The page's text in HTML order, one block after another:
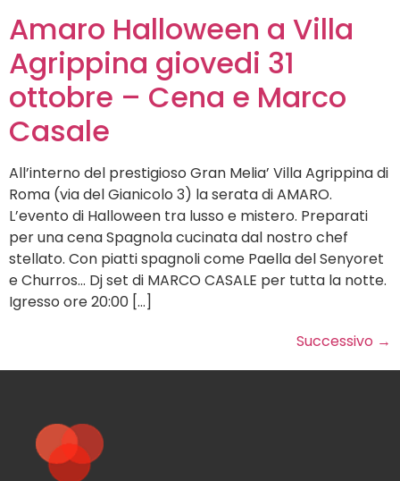
Amaro Halloween a Villa
Agrippina giovedi 31
ottobre – Cena e Marco
Casale
All’interno del prestigioso Gran Melia’ Villa Agrippina di
Roma (via del Gianicolo 3) la serata di AMARO.
L’evento di Halloween tra lusso e mistero. Preparati
per una cena Spagnola cucinata dal nostro chef
stellato. Con piatti spagnoli come Paella del Senyoret
e Churros… Dj set di MARCO CASALE per tutta la notte.
Igresso ore 20:00 […]
Successivo →